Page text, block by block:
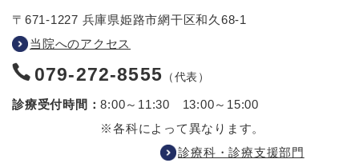
〒671-1227 兵庫県姫路市網干区和久68-1
当院へのアクセス
079-272-8555 （代表）
診療受付時間：8:00～11:30 13:00～15:00
※各科によって異なります。
診療科・診療支援部門